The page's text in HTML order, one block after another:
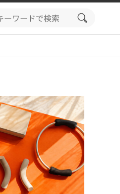
search